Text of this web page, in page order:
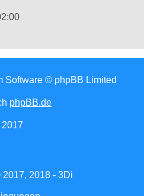
Software © phpBB Limited
phpBB.de
2017
2018 - 3Di